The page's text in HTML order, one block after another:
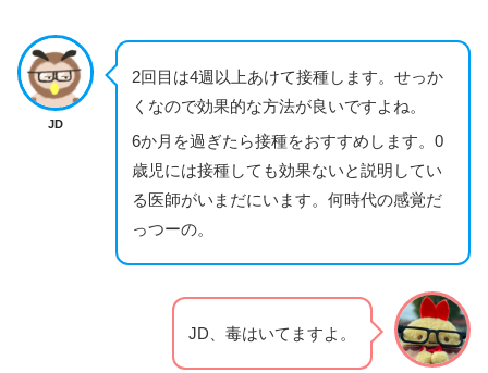
JD
2回目は4週以上あけて接種します。せっか
くなので効果的な方法が良いですよね。
6か月を過ぎたら接種をおすすめします。0
歳児には接種しても効果ないと説明してい
る医師がいまだにいます。何時代の感覚だ
っつーの。
JD、毒はいてますよ。